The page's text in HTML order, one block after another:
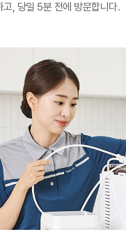
고, 당일 5분 전에 방문합니다.